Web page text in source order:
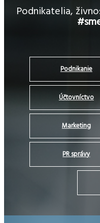
Podnikatelia,
Podnikanie
Účtovníctvo
Marketing
PR správy